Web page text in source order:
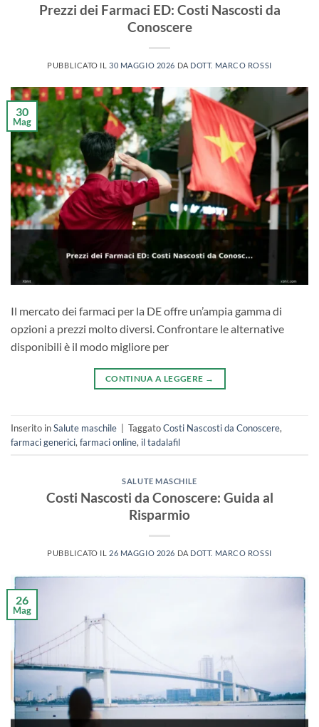
Prezzi dei Farmaci ED: Costi Nascosti da
Conoscere
PUBBLICATO IL30 MAGGIO 2026 DA DOTT. MARCO ROSSI
30
Mag
Il mercato dei farmaci per la DE offre un’ampia gamma di
opzioni a prezzi molto diversi. Confrontare le alternative
disponibili è il modo migliore per
CONTINUA A LEGGERE →
Inserito inSalute maschile TaggatoCosti Nascosti da Conoscere,
farmaci generici, farmaci online, il tadalafil
SALUTE MASCHILE
Costi Nascosti da Conoscere: Guida al
Risparmio
PUBBLICATO IL 26 MAGGIO 2026 DA DOTT. MARCO ROSSI
26
Mag